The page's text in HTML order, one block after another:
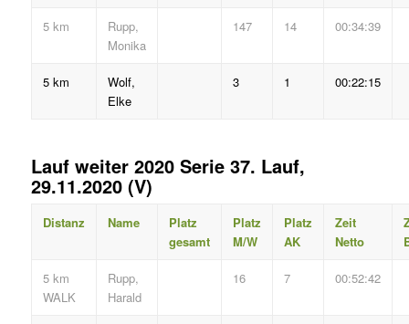
5 km
Rupp,
Monika
147 14 00:34:39
5 km
Wolf,
Elke
3 1 00:22:15
Lauf weiter 2020 Serie 37. Lauf,
29.11.2020 (V)
Distanz Name
Platz
gesamt
Platz
M/W
Platz
AK
Zeit
Netto
5 km
WALK
Rupp,
Harald
16 7 00:52:42